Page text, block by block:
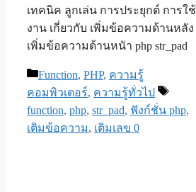
เทคนิค ลูกเล่น การประยุกต์ การใช้
งาน เกี่ยวกับ เพิ่มข้อความด้านหลัง
เพิ่มข้อความด้านหนัา php str_pad
Categories
Function, PHP, ความรู้
คอมพิวเตอร์, ความรู้ทั่วไป
Tags
function, php, str_pad, ฟังก์ชั่น php,
เติมข้อความ, เติมเลข 0